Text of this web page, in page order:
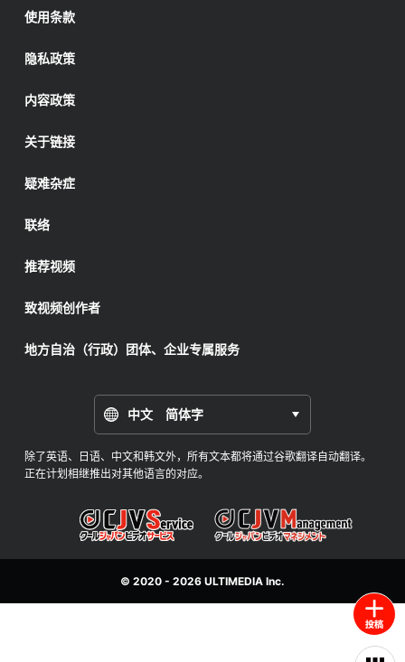
使用条款
隐私政策
内容政策
关于链接
疑难杂症
联络
推荐视频
致视频创作者
地方自治（行政）团体、企业专属服务
中文 简体字
除了英语、日语、中文和韩文外，所有文本都将通过谷歌翻译自动翻译。
正在计划相继推出对其他语言的对应。
© 2020 - 2026 ULTIMEDIA Inc.